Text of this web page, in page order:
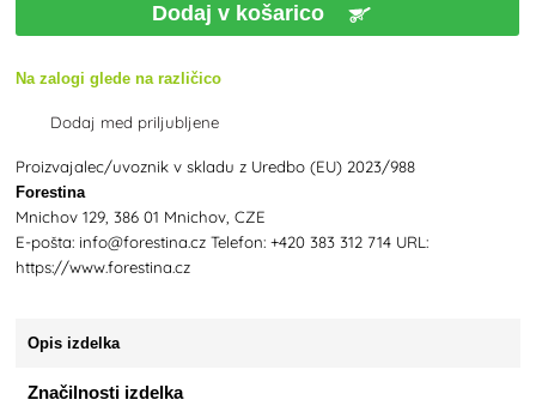
Dodaj v košarico
Na zalogi glede na različico
Dodaj med priljubljene
Proizvajalec/uvoznik v skladu z Uredbo (EU) 2023/988
Forestina
Mnichov 129, 386 01 Mnichov, CZE
E-pošta: info@forestina.cz Telefon: +420 383 312 714 URL:
https://www.forestina.cz
Opis izdelka
Značilnosti izdelka